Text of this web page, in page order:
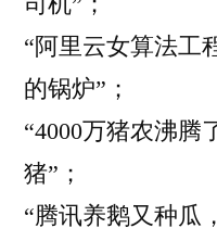
“阿里云女算法工
的锅炉”；
“4000万猪农沸腾
猪”；
“腾讯养鹅又种瓜